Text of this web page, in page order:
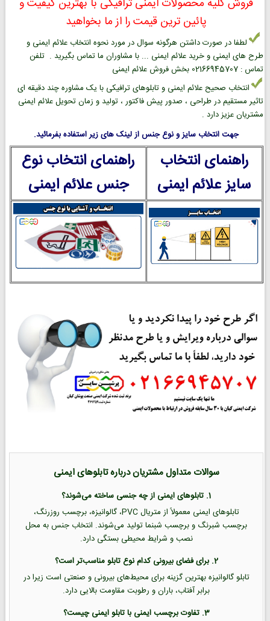
پائین ترین قیمت را از ما بخواهید
لطفا در صورت داشتن هرگونه سوال در مورد نحوه انتخاب علائم ایمنی و
طرح های ایمنی و خرید علائم ایمنی ... با مشاوران ما تماس بگیرید . تلفن
تماس : 02166945707 بخش فروش علائم ایمنی
انتخاب صحیح علائم ایمنی و تابلوهای ترافیکی با یک مشاوره چند دقیقه ای
تاثیر مستقیم در طراحی ، صدور پیش فاکتور ، تولید و زمان تحویل علائم ایمنی
مشتریان عزیز دارد .
جهت انتخاب سایز و نوع جنس از لینک های زیر استفاده بفرمائید.
راهنمای انتخاب
سایز علائم ایمنی
راهنمای انتخاب نوع
جنس علائم ایمنی
سوالات متداول مشتریان درباره تابلوهای ایمنی
1. تابلوهای ایمنی از چه جنسی ساخته می‌شوند؟
تابلوهای ایمنی معمولاً از متریال PVC، گالوانیزه، برچسب روزرنگ،
برچسب شبرنگ و برچسب شبنما تولید می‌شوند. انتخاب جنس به محل
نصب و شرایط محیطی بستگی دارد.
2. برای فضای بیرونی کدام نوع تابلو مناسب‌تر است؟
تابلو گالوانیزه بهترین گزینه برای محیط‌های بیرونی و صنعتی است زیرا در
برابر آفتاب، باران و رطوبت مقاومت بالایی دارد.
3. تفاوت برچسب ایمنی با تابلو ایمنی چیست؟